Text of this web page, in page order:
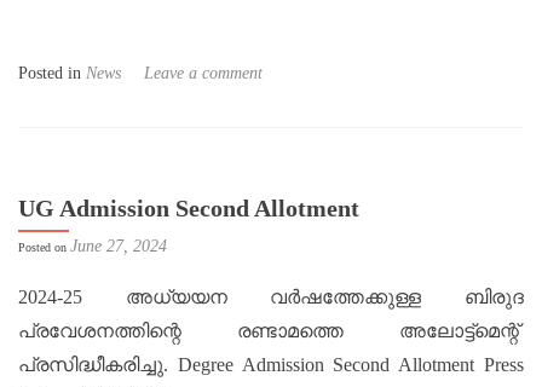
Posted in News Leave a comment
UG Admission Second Allotment
Posted on June 27, 2024
2024-25 അധ്യയന വർഷത്തേക്കുള്ള ബിരുദ
പ്രവേശനത്തിന്റെ രണ്ടാമത്തെ അലോട്ട്മെന്റ്
പ്രസിദ്ധീകരിച്ചു. Degree Admission Second Allotment Press